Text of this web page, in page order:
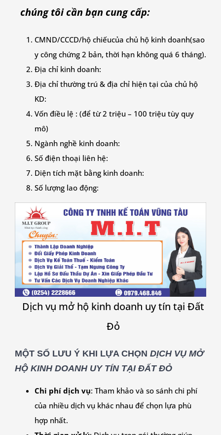
chúng tôi cần bạn cung cấp:
CMND/CCCD/hộ chiếucủa chủ hộ kinh doanh(sao
y công chứng 2 bản, thời hạn không quá 6 tháng).
Địa chỉ kinh doanh:
Địa chỉ thường trú & địa chỉ hiện tại của chủ hộ
KD:
Vốn điều lệ : (để từ 2 triệu – 100 triệu tùy quy
mô)
Ngành nghề kinh doanh:
Số điện thoại liên hệ:
Diện tích mặt bằng kinh doanh:
Số lượng lao động:
Dịch vụ mở hộ kinh doanh uy tín tại Đất
Đỏ
MỘT SỐ LƯU Ý KHI LỰA CHỌN DỊCH VỤ MỞ
HỘ KINH DOANH UY TÍN TẠI ĐẤT ĐỎ
Chi phí dịch vụ: Tham khảo và so sánh chi phí
của nhiều dịch vụ khác nhau để chọn lựa phù
hợp nhất.